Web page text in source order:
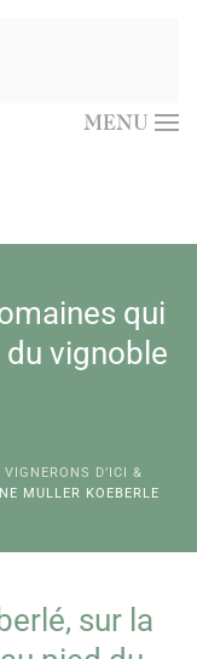
MENU
qui
vignoble
VIGNERONS D’ICI &
MULLER KOEBERLE
sur la